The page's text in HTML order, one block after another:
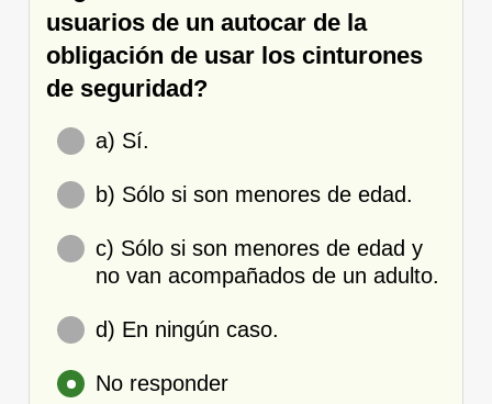
usuarios de un autocar de la
obligación de usar los cinturones
de seguridad?
a) Sí.
b) Sólo si son menores de edad.
c) Sólo si son menores de edad y
no van acompañados de un adulto.
d) En ningún caso.
No responder